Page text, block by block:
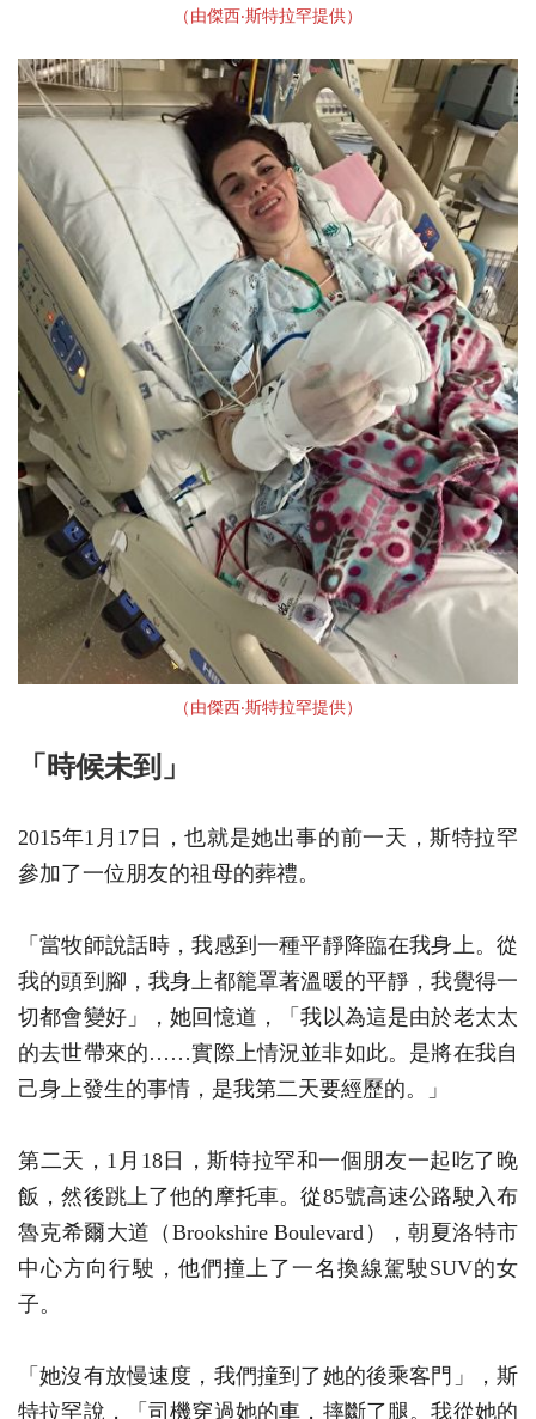
（由傑西‧斯特拉罕提供）
（由傑西‧斯特拉罕提供）
「時候未到」
2015年1月17日，也就是她出事的前一天，斯特拉罕
參加了一位朋友的祖母的葬禮。
「當牧師說話時，我感到一種平靜降臨在我身上。從
我的頭到腳，我身上都籠罩著溫暖的平靜，我覺得一
切都會變好」，她回憶道，「我以為這是由於老太太
的去世帶來的……實際上情況並非如此。是將在我自
己身上發生的事情，是我第二天要經歷的。」
第二天，1月18日，斯特拉罕和一個朋友一起吃了晚
飯，然後跳上了他的摩托車。從85號高速公路駛入布
魯克希爾大道（Brookshire Boulevard），朝夏洛特市
中心方向行駛，他們撞上了一名換線駕駛SUV的女
子。
「她沒有放慢速度，我們撞到了她的後乘客門」，斯
特拉罕說，「司機穿過她的車，摔斷了腿。我從她的